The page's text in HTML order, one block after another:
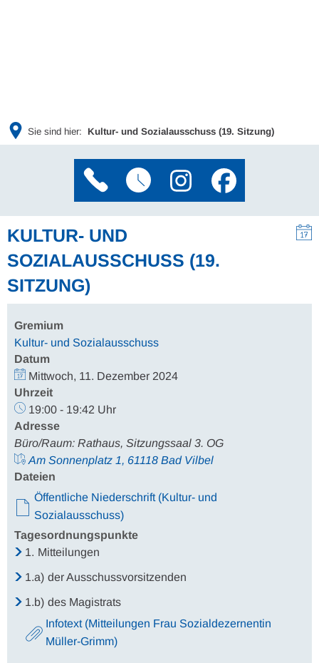
Sie sind hier: Kultur- und Sozialausschuss (19. Sitzung)
KULTUR- UND
SOZIALAUSSCHUSS (19.
SITZUNG)
Gremium
Kultur- und Sozialausschuss
Datum
Mittwoch, 11. Dezember 2024
Uhrzeit
19:00 - 19:42 Uhr
Adresse
Büro/Raum: Rathaus, Sitzungssaal 3. OG
Am Sonnenplatz 1, 61118 Bad Vilbel
Dateien
Öffentliche Niederschrift (Kultur- und
Sozialausschuss)
Tagesordnungspunkte
1. Mitteilungen
1.a) der Ausschussvorsitzenden
1.b) des Magistrats
Infotext (Mitteilungen Frau Sozialdezernentin
Müller-Grimm)